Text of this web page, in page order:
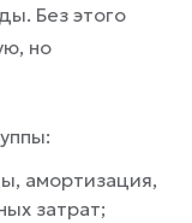
Без этого
но
амортизация,
затрат;